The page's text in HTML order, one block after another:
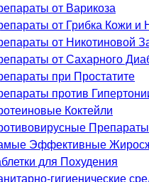
от Варикоза
от Грибка Кожи и
от Никотиновой
от Сахарного
при Простатите
против
Коктейли
Препараты
Эффективные
для Похудения
гигиенические